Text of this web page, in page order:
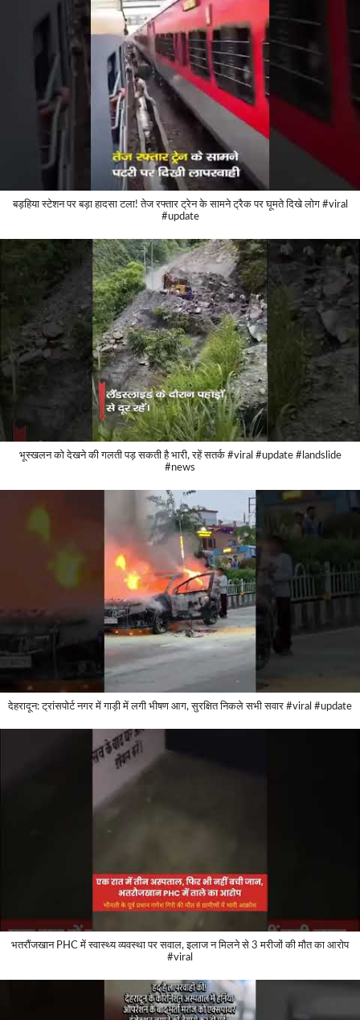
बड़हिया स्टेशन पर बड़ा हादसा टला! तेज रफ्तार ट्रेन के सामने ट्रैक पर घूमते दिखे लोग #viral
#update
भूस्खलन को देखने की गलती पड़ सकती है भारी, रहें सतर्क #viral #update #landslide
#news
देहरादून: ट्रांसपोर्ट नगर में गाड़ी में लगी भीषण आग, सुरक्षित निकले सभी सवार #viral #update
भतरौंजखान PHC में स्वास्थ्य व्यवस्था पर सवाल, इलाज न मिलने से 3 मरीजों की मौत का आरोप
#viral